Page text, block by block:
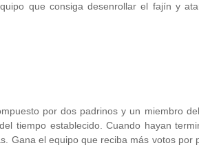
que consiga desenrollar el fajín y
por dos padrinos y un miembro
tiempo establecido. Cuando hayan
Gana el equipo que reciba más votos por